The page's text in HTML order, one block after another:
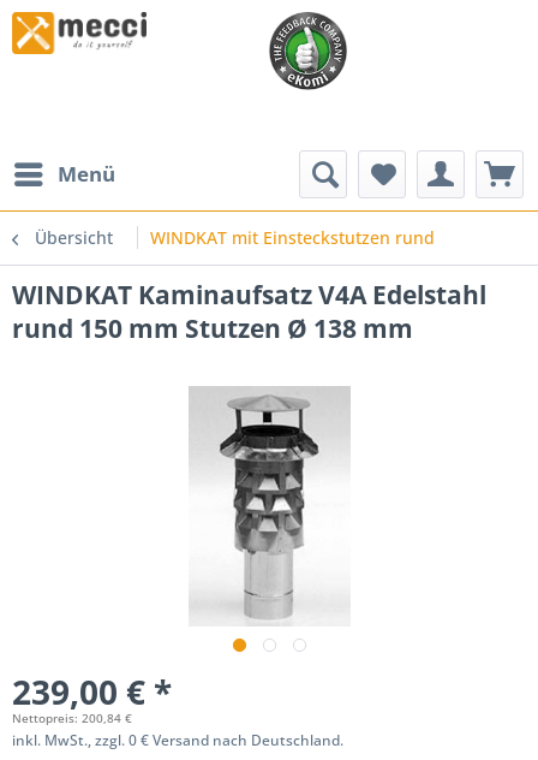
Menü
Übersicht WINDKAT mit Einsteckstutzen rund
WINDKAT Kaminaufsatz V4A Edelstahl
rund 150 mm Stutzen Ø 138 mm
239,00 € *
Nettopreis: 200,84 €
inkl. MwSt., zzgl. 0 € Versand nach Deutschland.